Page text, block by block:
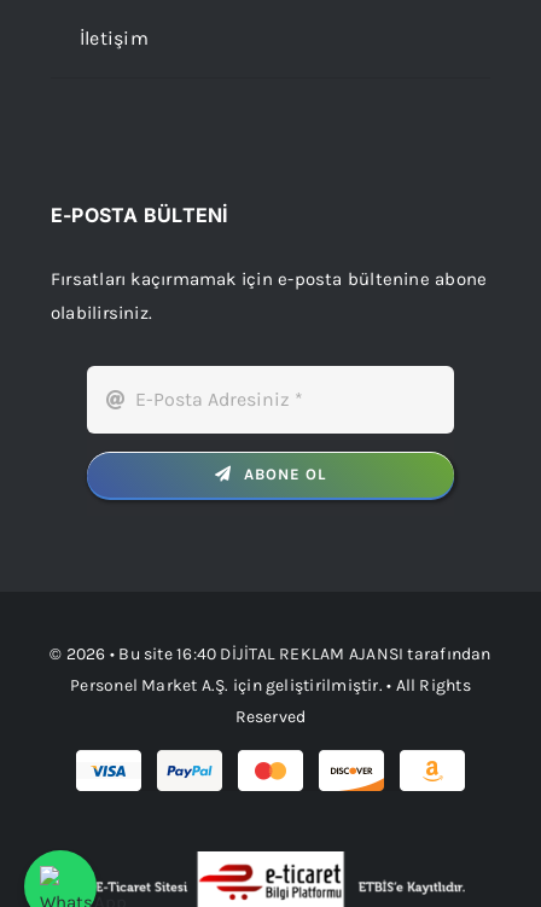
İletişim
E-POSTA BÜLTENİ
Fırsatları kaçırmamak için e-posta bültenine abone
olabilirsiniz.
ABONE OL
© 2026 • Bu site16:40 DİJİTAL REKLAM AJANSI tarafından
Personel Market A.Ş. için geliştirilmiştir. • All Rights
Reserved